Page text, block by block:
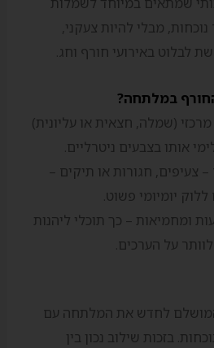
מבלי להיות צעקני,
לבלוט באירועי חורף וחג.
במלתחה?
(שמלה, חצאית או עליונית)
אותו בצבעים ניטרליים.
– צעיפים, חגורות או תיקים –
ללוק יומיומי פשוט.
ומחמיאות – כך תוכלי ליהנות
על הערכים.
לחדש את המלתחה עם
בזכות שילוב נכון בין